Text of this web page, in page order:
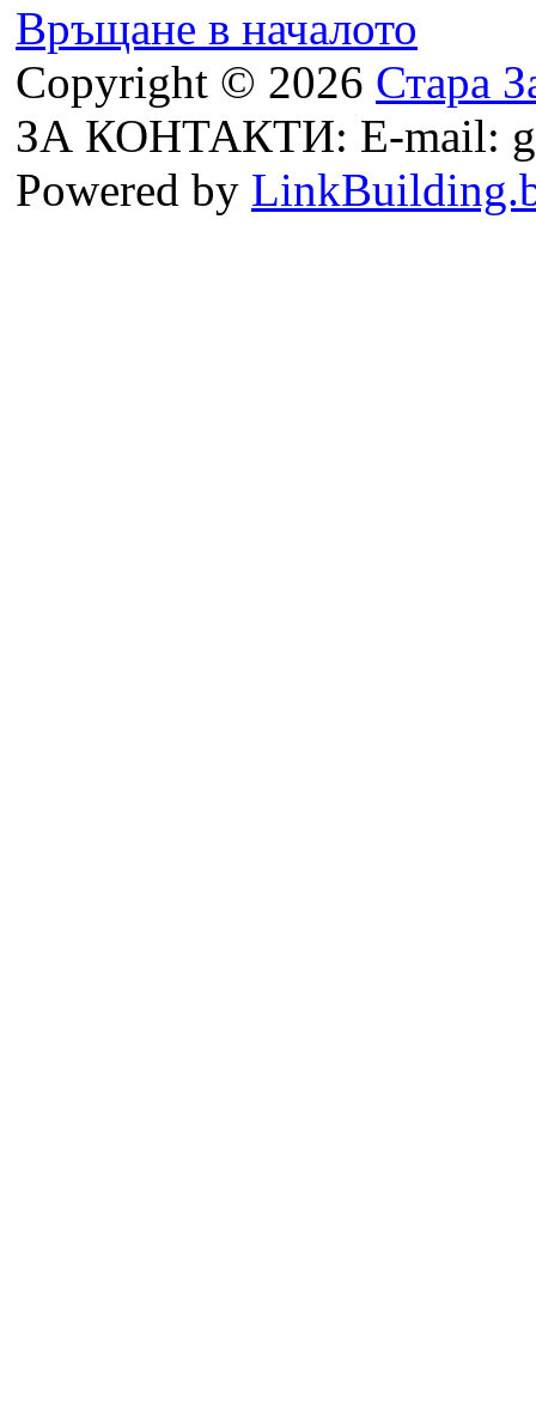
Връщане в началото
Copyright © 2026 Стара
ЗА КОНТАКТИ: E-mail:
Powered by